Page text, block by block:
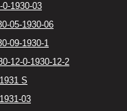
0-1930-03
05-1930-06
09-1930-1
12-0-1930-12-2
S
03